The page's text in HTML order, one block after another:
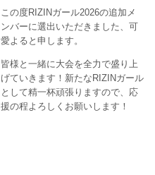
この度RIZINガール2026の追加メ
ンバーに選出いただきました、可
愛よると申します。
皆様と一緒に大会を全力で盛り上
げていきます！新たなRIZINガール
として精一杯頑張りますので、応
援の程よろしくお願いします！